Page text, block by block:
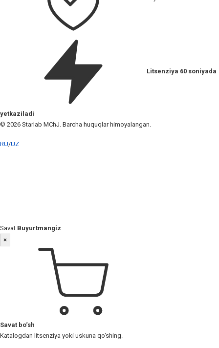
Litsenziya 60 soniyada
yetkaziladi
© 2026 Starlab MChJ. Barcha huquqlar himoyalangan.
RU/UZ
Savat Buyurtmangiz
×
Savat bo‘sh
Katalogdan litsenziya yoki uskuna qo‘shing.